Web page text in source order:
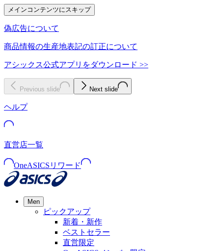
メインコンテンツにスキップ
偽広告について
商品情報の生産地表記の訂正について
アシックス公式アプリをダウンロード >>
Previous slide Next slide
ヘルプ
直営店一覧
OneASICSリワード
Men
ピックアップ
新着・新作
ベストセラー
直営限定